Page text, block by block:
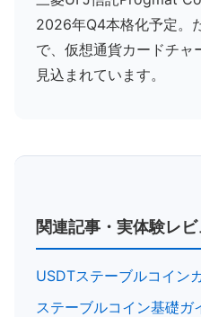
2026年Q4本格化予定。
で、仮想通貨カードチ
見込まれています。
関連記事・実体験レ
USDTステーブルコイン
ステーブルコイン基礎ガ